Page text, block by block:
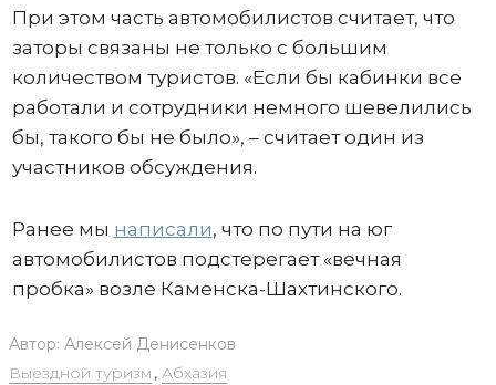
При этом часть автомобилистов считает, что
заторы связаны не только с большим
количеством туристов. «Если бы кабинки все
работали и сотрудники немного шевелились
бы, такого бы не было», – считает один из
участников обсуждения.
Ранее мы написали, что по пути на юг
автомобилистов подстерегает «вечная
пробка» возле Каменска-Шахтинского.
Автор: Алексей Денисенков
Выездной туризм , Абхазия